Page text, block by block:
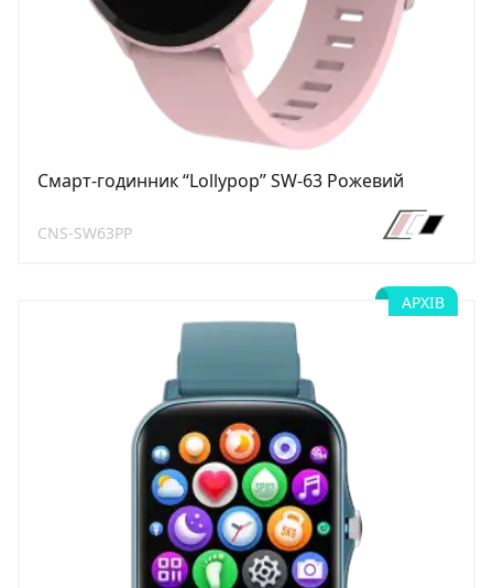
Смарт-годинник “Lollypop” SW-63 Рожевий
CNS-SW63PP
АРХІВ